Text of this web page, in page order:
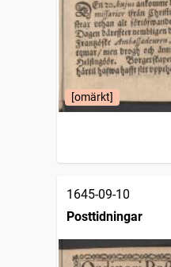
[omärkt]
1645-09-10
Posttidningar